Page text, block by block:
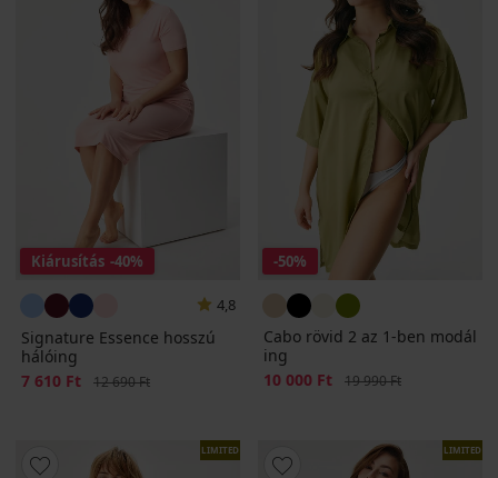
Kiárusítás -40%
4,8
Signature Essence hosszú
hálóing
Kedvezmény
7 610 Ft Eredeti ár
12 690 Ft
-50%
Cabo rövid 2 az 1-ben modál
ing
Kedvezmény
10 000 Ft Eredeti ár
19 990 Ft
LIMITED LIMITED